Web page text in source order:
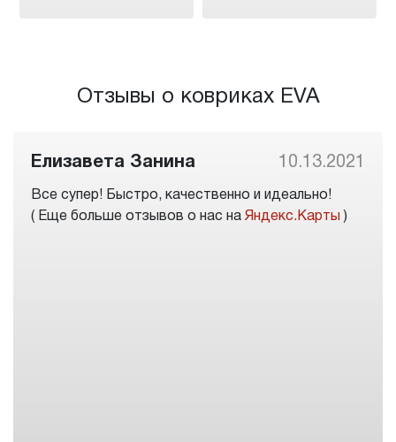
Отзывы о ковриках EVA
Елизавета Занина 10.13.2021
Все супер! Быстро, качественно и идеально!
( Еще больше отзывов о нас на Яндекс.Карты )